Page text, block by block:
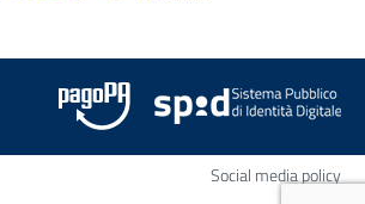
Social media policy